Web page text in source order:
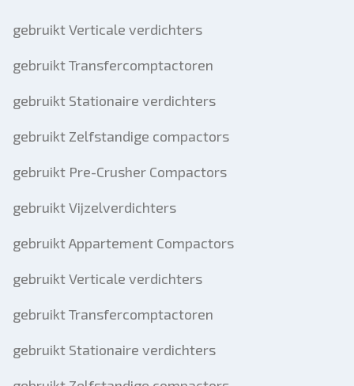
gebruikt Verticale verdichters
gebruikt Transfercomptactoren
gebruikt Stationaire verdichters
gebruikt Zelfstandige compactors
gebruikt Pre-Crusher Compactors
gebruikt Vijzelverdichters
gebruikt Appartement Compactors
gebruikt Verticale verdichters
gebruikt Transfercomptactoren
gebruikt Stationaire verdichters